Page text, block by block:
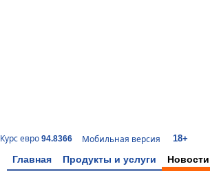
Курс евро 94.8366 Мобильная версия 18+
Главная Продукты и услуги Новости